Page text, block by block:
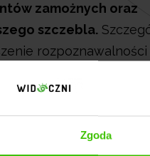
Zgoda
zamożnych oraz
szczebla.
rozpoznawalności
(sankcji kredytu